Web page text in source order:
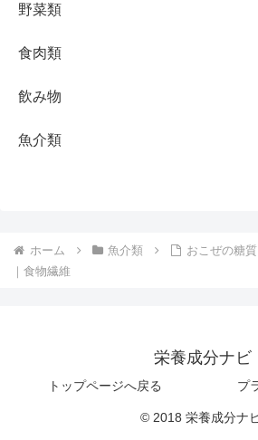
野菜類
食肉類
飲み物
魚介類
ホーム 魚介類
おこぜの糖
｜食物繊維
栄養成分ナビ
トップページへ戻る プ
© 2018 栄養成分ナ